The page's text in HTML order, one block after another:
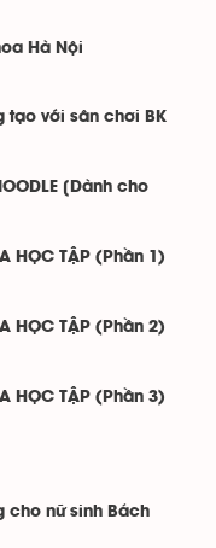
Hà Nội
tạo với sân chơi BK
[Dành cho
HỌC TẬP (Phần 1)
HỌC TẬP (Phần 2)
HỌC TẬP (Phần 3)
cho nữ sinh Bách